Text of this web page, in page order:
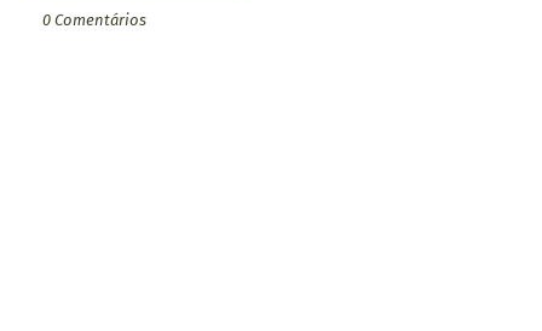
0 Comentários